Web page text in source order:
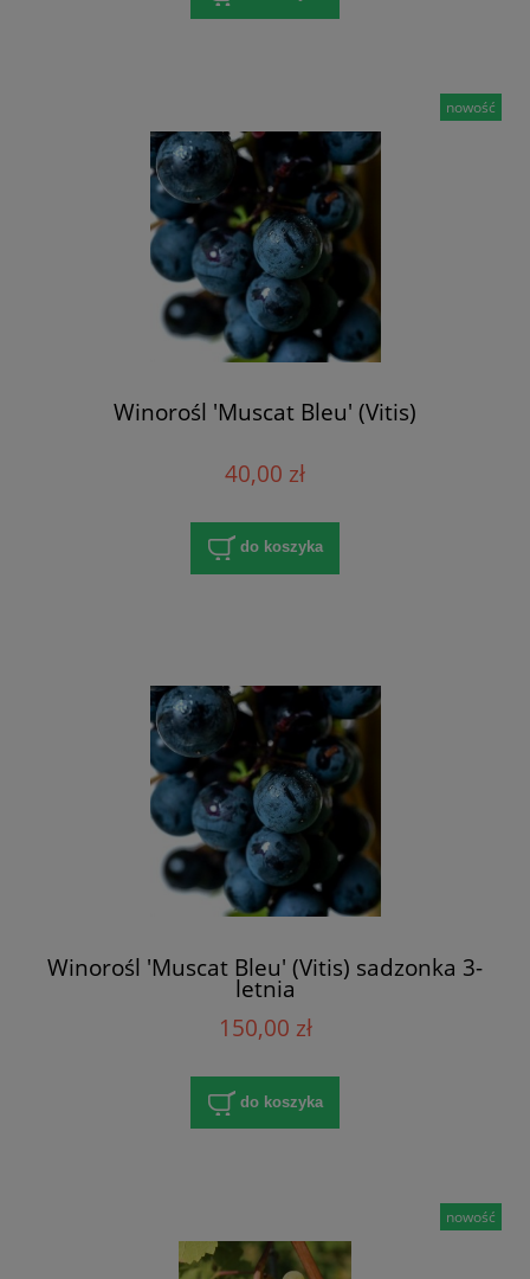
Winorośl 'Muscat Bleu' (Vitis)
40,00 zł
do koszyka
nowość
Winorośl 'Muscat Bleu' (Vitis) sadzonka 3-
letnia
150,00 zł
do koszyka
nowość